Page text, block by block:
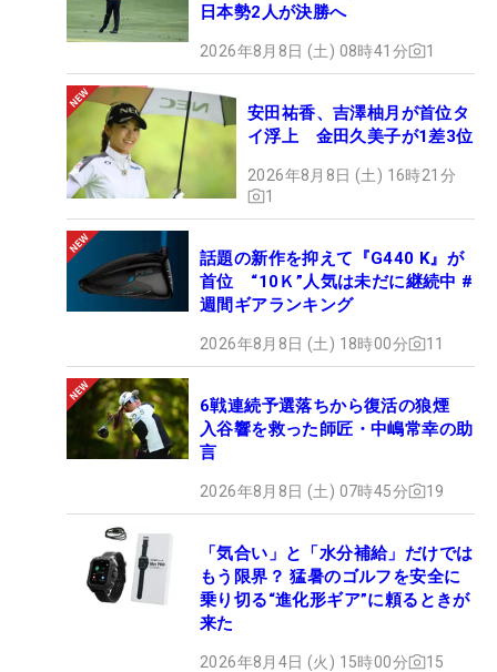
日本勢2人が決勝へ
2026年8月8日 (土) 08時41分 1
安田祐香、吉澤柚月が首位タ
イ浮上 金田久美子が1差3位
2026年8月8日 (土) 16時21分
1
話題の新作を抑えて『G440 K』が
首位 “10Ｋ”人気は未だに継続中 #
週間ギアランキング
2026年8月8日 (土) 18時00分 11
6戦連続予選落ちから復活の狼煙
入谷響を救った師匠・中嶋常幸の助
言
2026年8月8日 (土) 07時45分 19
「気合い」と「水分補給」だけでは
もう限界？ 猛暑のゴルフを安全に
乗り切る“進化形ギア”に頼るときが
来た
2026年8月4日 (火) 15時00分 15